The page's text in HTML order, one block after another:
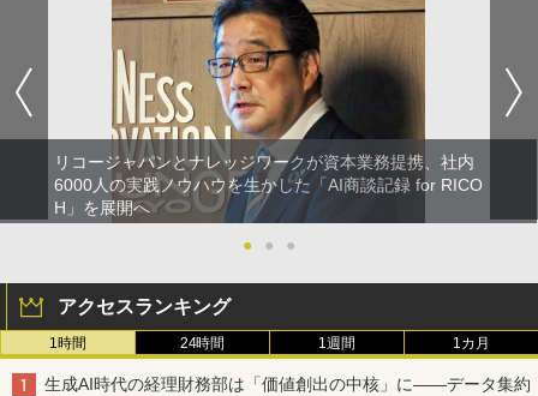
リコージャパンとナレッジワークが資本業務提携、社内
6000人の実践ノウハウを生かした「AI商談記録 for RICO
H」を展開へ
●
● ●
アクセスランキング
1時間 24時間 1週間 1カ月
生成AI時代の経理財務部は「価値創出の中核」に――データ集約